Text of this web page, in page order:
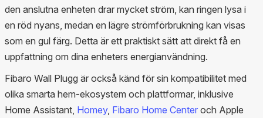
den anslutna enheten drar mycket ström, kan ringen lysa i
en röd nyans, medan en lägre strömförbrukning kan visas
som en gul färg. Detta är ett praktiskt sätt att direkt få en
uppfattning om dina enheters energianvändning.
Fibaro Wall Plugg är också känd för sin kompatibilitet med
olika smarta hem-ekosystem och plattformar, inklusive
Home Assistant, Homey, Fibaro Home Center och Apple